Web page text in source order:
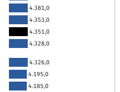
4.381,0
4.353,0
4.351,0
4.328,0
4.326,0
4.195,0
4.185,0